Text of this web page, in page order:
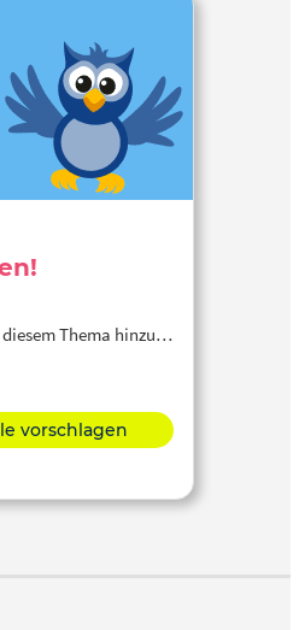
diesem Thema hinzu…
vorschlagen